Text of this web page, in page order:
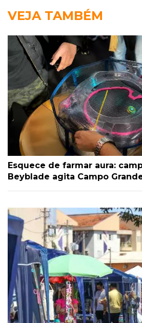
VEJA TAMBÉM
Esquece de farmar aura:
Beyblade agita Campo